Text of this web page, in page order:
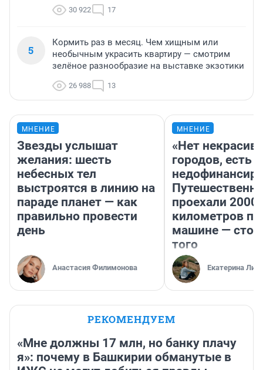
30 922 17
5
Кормить раз в месяц. Чем хищным или
необычным украсить квартиру — смотрим
зелёное разнообразие на выставке экзотики
26 988 13
МНЕНИЕ
Звезды услышат
желания: шесть
небесных тел
выстроятся в линию на
параде планет — как
правильно провести
день
Анастасия Филимонова
МНЕНИЕ
«Нет
городов, есть
проехали 2000
километров по
машине —
того
Екатерина
РЕКОМЕНДУЕМ
«Мне должны 17 млн, но банку плачу
я»: почему в Башкирии обманутые в